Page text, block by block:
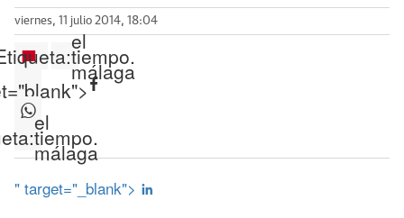
viernes, 11 julio 2014, 18:04
el
tiempo.
málaga
el
tiempo.
málaga
" target="_blank">